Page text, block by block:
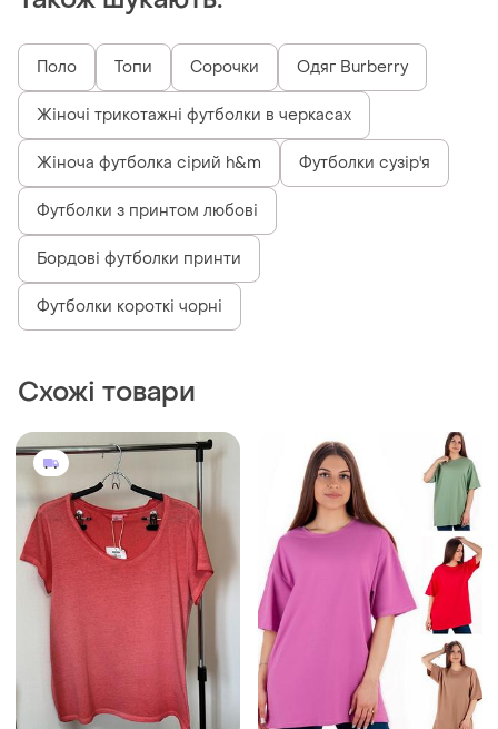
Поло Топи Сорочки Одяг Burberry
Жіночі трикотажні футболки в черкасах
Жіноча футболка сірий h&m Футболки сузір'я
Футболки з принтом любові
Бордові футболки принти
Футболки короткі чорні
Схожі товари